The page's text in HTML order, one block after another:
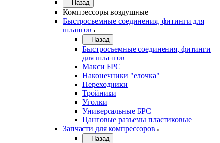
Назад
Компрессоры воздушные
Быстросъемные соединения, фитинги для
шлангов
Назад
Быстросъемные соединения, фитинги
для шлангов
Макси БРС
Наконечники "елочка"
Переходники
Тройники
Уголки
Универсальные БРС
Цанговые разъемы пластиковые
Запчасти для компрессоров
Назад